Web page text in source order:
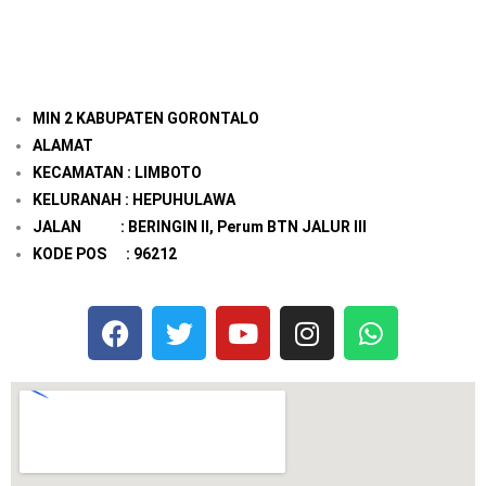
MIN 2 KABUPATEN GORONTALO
ALAMAT
KECAMATAN : LIMBOTO
KELURANAH : HEPUHULAWA
JALAN : BERINGIN II, Perum BTN JALUR III
KODE POS : 96212